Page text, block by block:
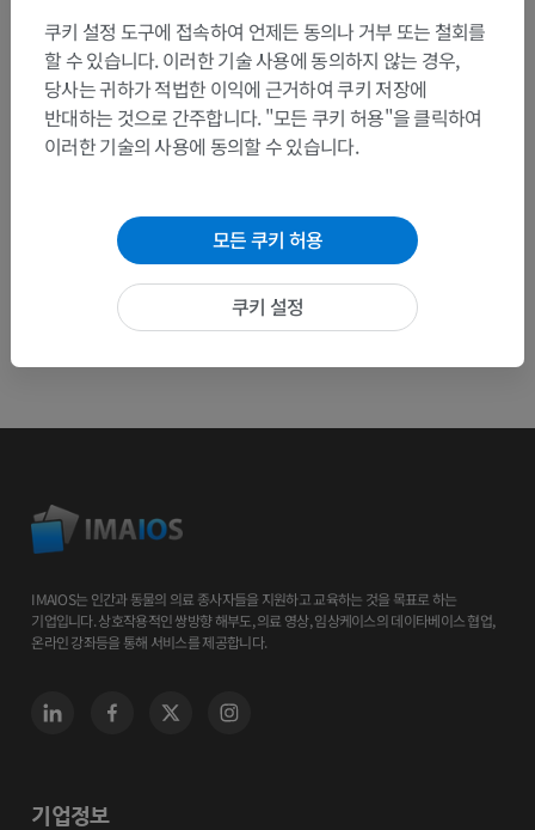
문제 보고
앱 다운로드
IMAIOS는 인간과 동물의 의료 종사자들을 지원하고 교육하는 것을 목표로 하는
기업입니다. 상호작용적인 쌍방향 해부도, 의료 영상, 임상케이스의 데이타베이스 협업,
온라인 강좌등을 통해 서비스를 제공합니다.
기업정보
쿠키 설정 도구에 접속하여 언제든 동의나 거부 또는 철회를
할 수 있습니다. 이러한 기술 사용에 동의하지 않는 경우,
당사는 귀하가 적법한 이익에 근거하여 쿠키 저장에
반대하는 것으로 간주합니다. "모든 쿠키 허용"을 클릭하여
이러한 기술의 사용에 동의할 수 있습니다.
모든 쿠키 허용
쿠키 설정